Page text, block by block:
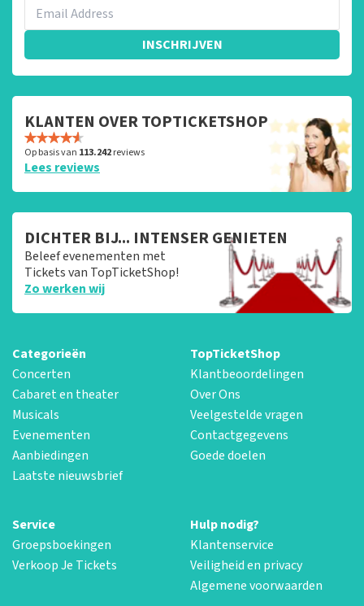
INSCHRIJVEN
KLANTEN OVER TOPTICKETSHOP
Op basis van 113.242reviews
Lees reviews
DICHTER BIJ... INTENSER GENIETEN
Beleef evenementen met
Tickets van TopTicketShop!
Zo werken wij
Categorieën
Concerten
Cabaret en theater
Musicals
Evenementen
Aanbiedingen
Laatste nieuwsbrief
TopTicketShop
Klantbeoordelingen
Over Ons
Veelgestelde vragen
Contactgegevens
Goede doelen
Service
Groepsboekingen
Verkoop Je Tickets
Hulp nodig?
Klantenservice
Veiligheid en privacy
Algemene voorwaarden